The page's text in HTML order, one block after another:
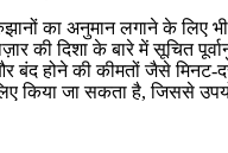
का अनुमान लगाने के लिए
की दिशा के बारे में सूचित
बंद होने की कीमतों जैसे
किया जा सकता है, जिससे